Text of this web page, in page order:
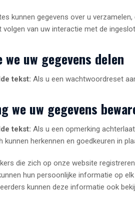
kunnen gegevens over u
volgen van uw interactie met de
we uw gegevens delen
tekst: Als u een wachtwoordreset
we uw gegevens
tekst: Als u een opmerking
kunnen herkennen en goedkeuren in
die zich op onze website
hun persoonlijke informatie op
kunnen deze informatie ook